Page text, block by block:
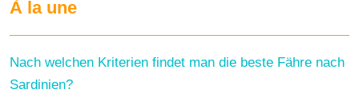
À la une
Nach welchen Kriterien findet man die beste Fähre nach
Sardinien?